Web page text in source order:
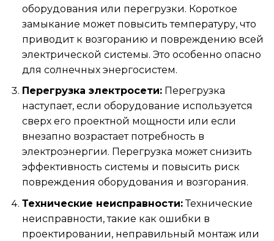
оборудования или перегрузки. Короткое
замыкание может повысить температуру, что
приводит к возгоранию и повреждению всей
электрической системы. Это особенно опасно
для солнечных энергосистем.
Перегрузка электросети:Перегрузка
наступает, если оборудование используется
сверх его проектной мощности или если
внезапно возрастает потребность в
электроэнергии. Перегрузка может снизить
эффективность системы и повысить риск
повреждения оборудования и возгорания.
Технические неисправности:Технические
неисправности, такие как ошибки в
проектировании, неправильный монтаж или